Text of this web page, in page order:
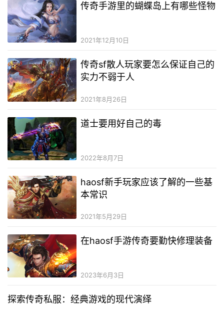
传奇手游里的蝴蝶岛上有哪些怪物
2021年12月10日
传奇sf散人玩家要怎么保证自己的
实力不弱于人
2021年8月26日
道士要用好自己的毒
2022年8月7日
haosf新手玩家应该了解的一些基
本常识
2021年5月29日
在haosf手游传奇要勤快修理装备
2023年6月3日
探索传奇私服：经典游戏的现代演绎